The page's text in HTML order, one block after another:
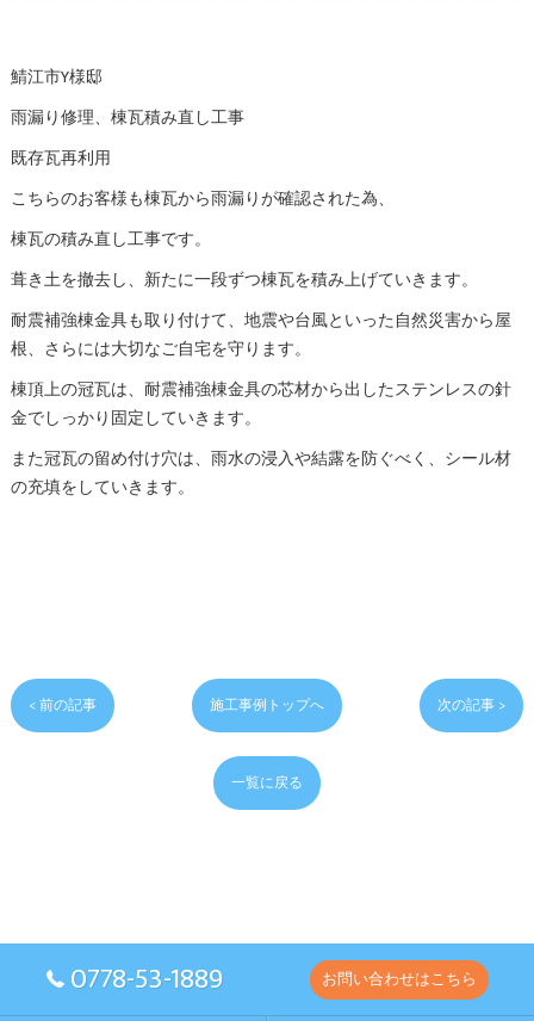
鯖江市Y様邸
雨漏り修理、棟瓦積み直し工事
既存瓦再利用
こちらのお客様も棟瓦から雨漏りが確認された為、
棟瓦の積み直し工事です。
葺き土を撤去し、新たに一段ずつ棟瓦を積み上げていきます。
耐震補強棟金具も取り付けて、地震や台風といった自然災害から屋
根、さらには大切なご自宅を守ります。
棟頂上の冠瓦は、耐震補強棟金具の芯材から出したステンレスの針
金でしっかり固定していきます。
また冠瓦の留め付け穴は、雨水の浸入や結露を防ぐべく、シール材
の充填をしていきます。
< 前の記事 施工事例トップへ 次の記事 >
一覧に戻る
0778-53-1889 お問い合わせはこちら